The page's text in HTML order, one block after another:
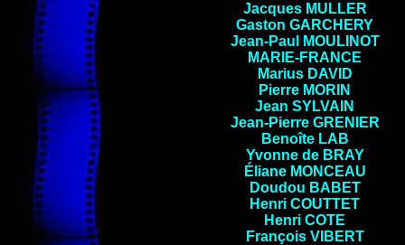
Jacques MULLER
Gaston GARCHERY
Jean-Paul
MOULINOT
MARIE-FRANCE
Marius DAVID
Pierre MORIN
Jean SYLVAIN
Jean-Pierre GRENIER
Benoîte LAB
Yvonne de BRAY
Éliane MONCEAU
Doudou BABET
Henri COUTTET
Henri COTE
François VIBERT